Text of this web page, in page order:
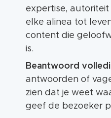
expertise,
elke alinea tot
content die
is.
Beantwoord
antwoorden of
zien dat je weet
geef de bezoeker